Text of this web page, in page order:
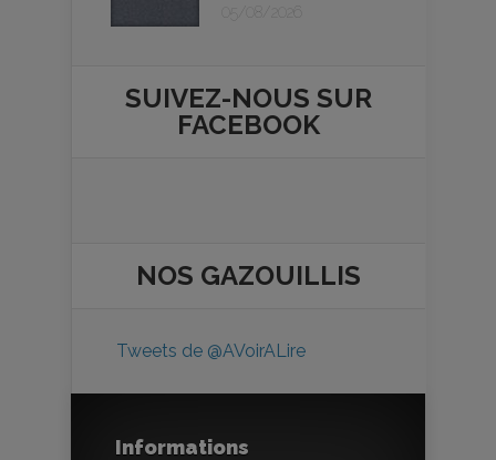
05/08/2026
SUIVEZ-NOUS SUR
FACEBOOK
NOS GAZOUILLIS
Tweets de @AVoirALire
Informations